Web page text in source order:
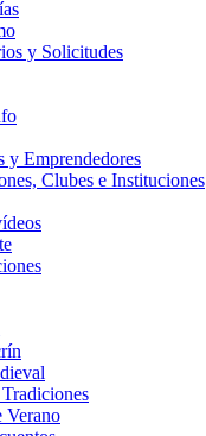
y Solicitudes
y Emprendedores
Clubes e Instituciones
Verano